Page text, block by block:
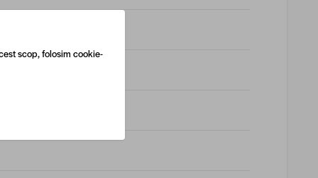
scop, folosim cookie-